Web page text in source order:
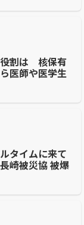
役割は 核保有
医師や医学生
タイムに来て
崎被災協 被爆